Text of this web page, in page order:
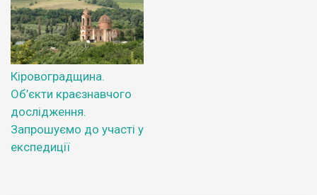
Кіровоградщина.
Об’єкти краєзнавчого
дослідження.
Запрошуємо до участі у
експедиції